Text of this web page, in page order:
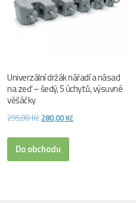
Univerzální držák nářadí a násad
na zeď – šedý, 5 úchytů, výsuvné
věšáčky
295,00KčPůvodní
byla:
295,00 Kč.
280,00Kč
Do obchodu